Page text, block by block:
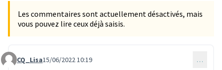
Les commentaires sont actuellement désactivés, mais
vous pouvez lire ceux déjà saisis.
Commentaire 1748
CQ_Lisa15/06/2022 10:19 …